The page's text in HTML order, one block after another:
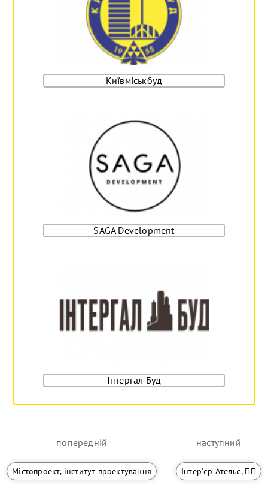
Київміськбуд
SAGA Development
Інтергал Буд
попередній
Містопроект, інститут проектування
наступний
Інтер'єр Ательє, ПП